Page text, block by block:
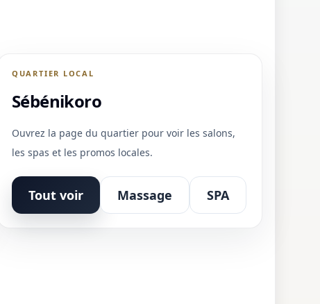
QUARTIER LOCAL
Sébénikoro
Ouvrez la page du quartier pour voir les salons,
les spas et les promos locales.
Tout voir Massage SPA